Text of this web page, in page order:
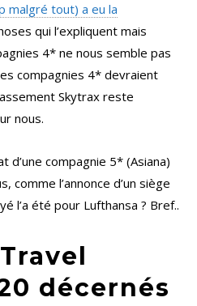
malgré tout) a eu la
qui l’expliquent mais
4* ne nous semble pas
compagnies 4* devraient
Skytrax reste
nous.
d’une compagnie 5* (Asiana)
comme l’annonce d’un siège
l’a été pour Lufthansa ? Bref..
décernés